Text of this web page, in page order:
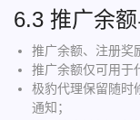
6.3 推广余
推广余额、注册奖
推广余额仅可用于
极豹代理保留随时
通知；